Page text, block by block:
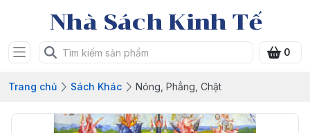
Nhà Sách Kinh Tế
0
Trang chủ Sách Khác Nóng, Phẳng, Chật